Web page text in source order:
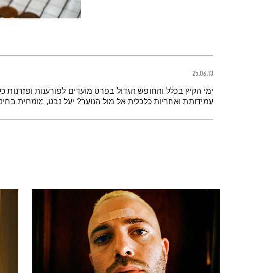
25.06.13
תמצית הפודקאסט
ימי הקיץ בכלל והחופש הגדול בפרט מועדים לפורענות
עמידותת ואחריות כלכלית אל מול הנוער? יעל נבט, מומחית